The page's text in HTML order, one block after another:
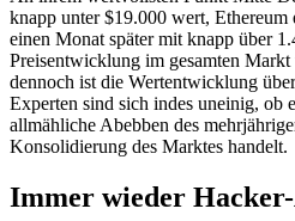
knapp unter $19.000 wert, Ethereum
einen Monat später mit knapp über
Preisentwicklung im gesamten
dennoch ist die Wertentwicklung
Experten sind sich indes uneinig, ob
allmähliche Abebben des
Konsolidierung des Marktes handelt.
Immer wieder